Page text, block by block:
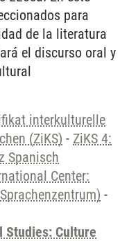
para
de la literatura
el discurso oral y
interkulturelle
(ZiKS) - ZiKS 4:
Spanisch
Center:
-
Studies: Culture